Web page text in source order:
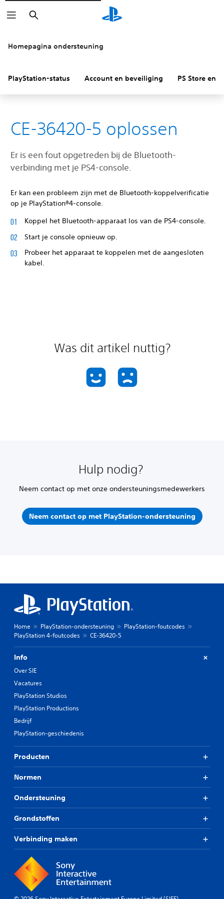
Zoeken
Homepagina ondersteuning
PlayStation-status Account en beveiliging PS Store en
CE-36420-5 oplossen
Er is een fout opgetreden bij de Bluetooth-
verbinding met je PS4-console.
Er kan een probleem zijn met de Bluetooth-koppelverificatie
op je PlayStation®4-console.
Koppel het Bluetooth-apparaat los van de PS4-console.
Start je console opnieuw op.
Probeer het apparaat te koppelen met de aangesloten
kabel.
Was dit artikel nuttig?
Hulp nodig?
Neem contact op met onze ondersteuningsmedewerkers
Neem contact op met PlayStation-ondersteuning
Home PlayStation-ondersteuning
PlayStation-foutcodes
PlayStation 4-foutcodes
CE-36420-5
Info
Over SIE
Vacatures
PlayStation Studios
PlayStation Productions
Bedrijf
PlayStation-geschiedenis
Producten
Normen
Ondersteuning
Grondstoffen
Verbinding maken